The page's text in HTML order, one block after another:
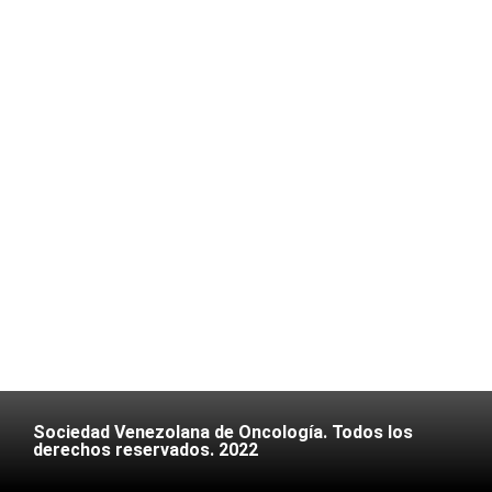
Sociedad Venezolana de Oncología. Todos los
derechos reservados. 2022